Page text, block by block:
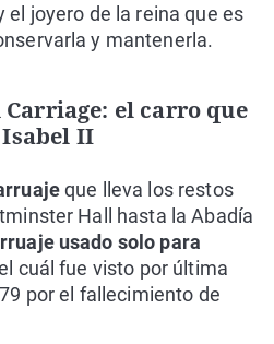
el joyero de la reina que es
y mantenerla.
el carro que
II
que lleva los restos
Hall hasta la Abadía
usado solo para
cuál fue visto por última
por el fallecimiento de